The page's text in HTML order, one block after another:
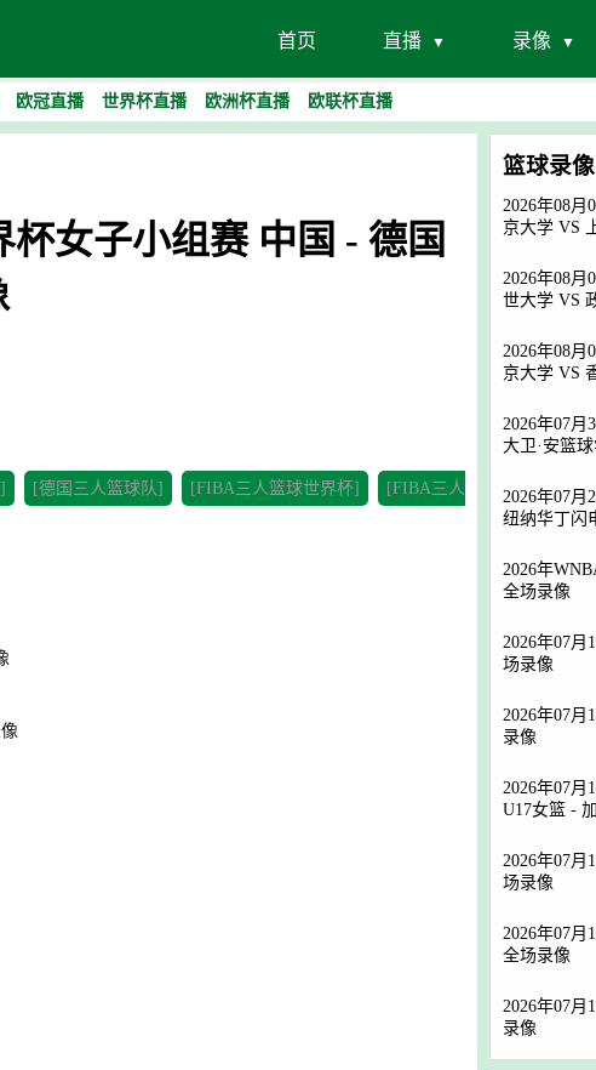
首页 直播 录像
欧冠直播 世界杯直播 欧洲杯直播 欧联杯直播
女子小组赛 中国 - 德国
[德国三人篮球队] [FIBA三人篮球世界杯] [FIBA三人
篮球录像
2026年08月
京大学 VS
2026年08月
世大学 VS
2026年08月
京大学 VS
2026年07月
大卫·安篮
2026年07月
纽纳华丁闪
2026年
全场录像
2026年07
场录像
2026年07
录像
2026年07月
U17女篮 -
2026年07
场录像
2026年07月
全场录像
2026年07
录像